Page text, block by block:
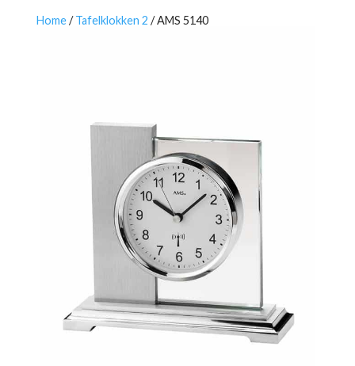
Home/Tafelklokken 2 / AMS 5140